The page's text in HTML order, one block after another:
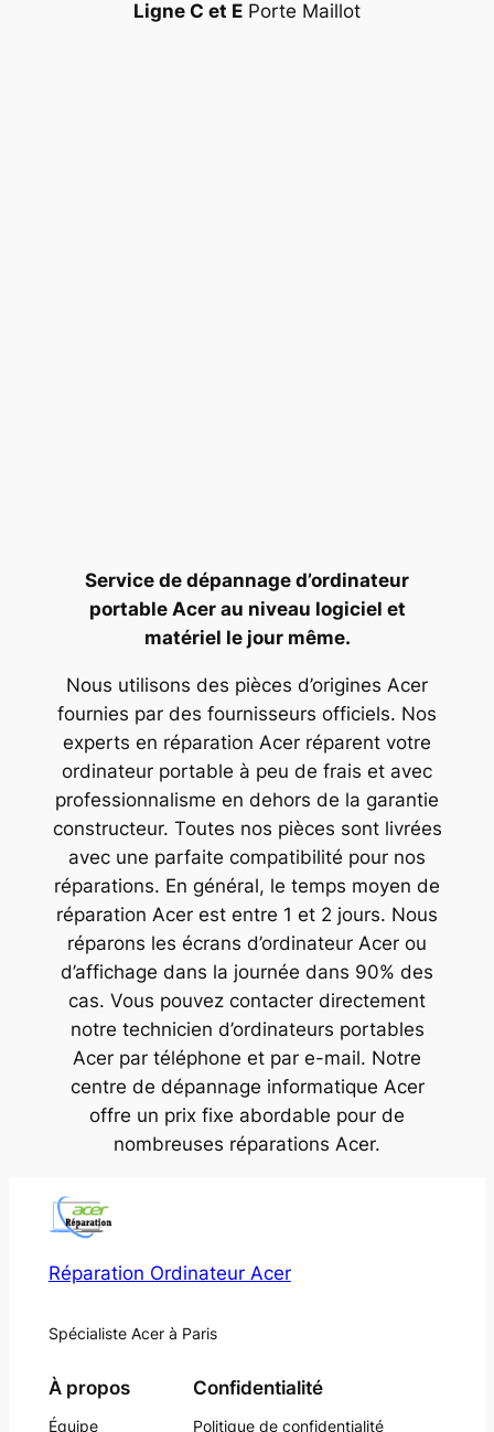
Ligne C et E Porte Maillot
Service de dépannage d’ordinateur
portable Acer au niveau logiciel et
matériel le jour même.
Nous utilisons des pièces d’origines Acer
fournies par des fournisseurs officiels. Nos
experts en réparation Acer réparent votre
ordinateur portable à peu de frais et avec
professionnalisme en dehors de la garantie
constructeur. Toutes nos pièces sont livrées
avec une parfaite compatibilité pour nos
réparations. En général, le temps moyen de
réparation Acer est entre 1 et 2 jours. Nous
réparons les écrans d’ordinateur Acer ou
d’affichage dans la journée dans 90% des
cas. Vous pouvez contacter directement
notre technicien d’ordinateurs portables
Acer par téléphone et par e-mail. Notre
centre de dépannage informatique Acer
offre un prix fixe abordable pour de
nombreuses réparations Acer.
Réparation Ordinateur Acer
Spécialiste Acer à Paris
À propos
Équipe
Confidentialité
Politique de confidentialité